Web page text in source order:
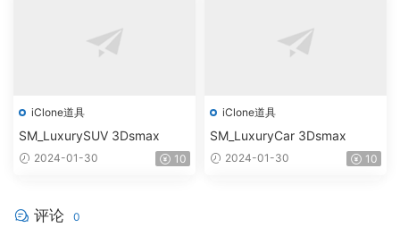
iClone道具
SM_LuxurySUV 3Dsmax
2024-01-30 10
iClone道具
SM_LuxuryCar 3Dsmax
2024-01-30 10
评论 0